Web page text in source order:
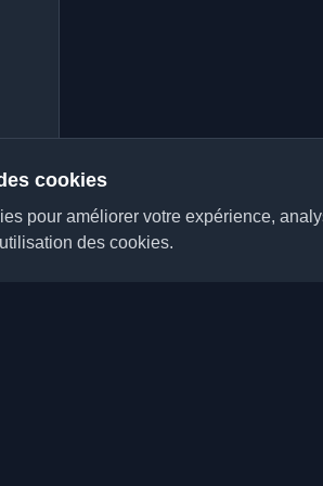
cookies
pour améliorer votre expérience,
des cookies.